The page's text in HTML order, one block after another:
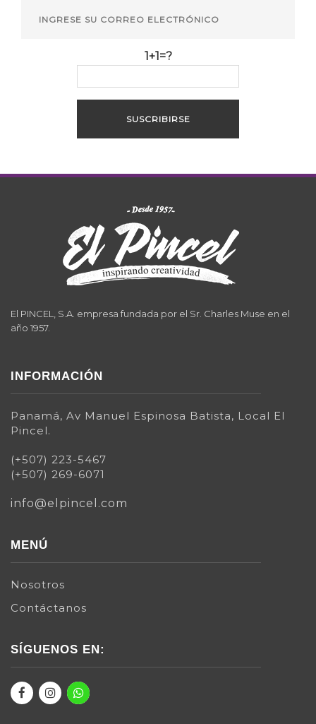
1+1=?
El PINCEL, S.A. empresa fundada por el Sr. Charles Muse en el
año 1957.
INFORMACIÓN
Panamá, Av Manuel Espinosa Batista, Local El
Pincel.
(+507) 223-5467
(+507) 269-6071
info@elpincel.com
MENÚ
Nosotros
Contáctanos
SÍGUENOS EN: